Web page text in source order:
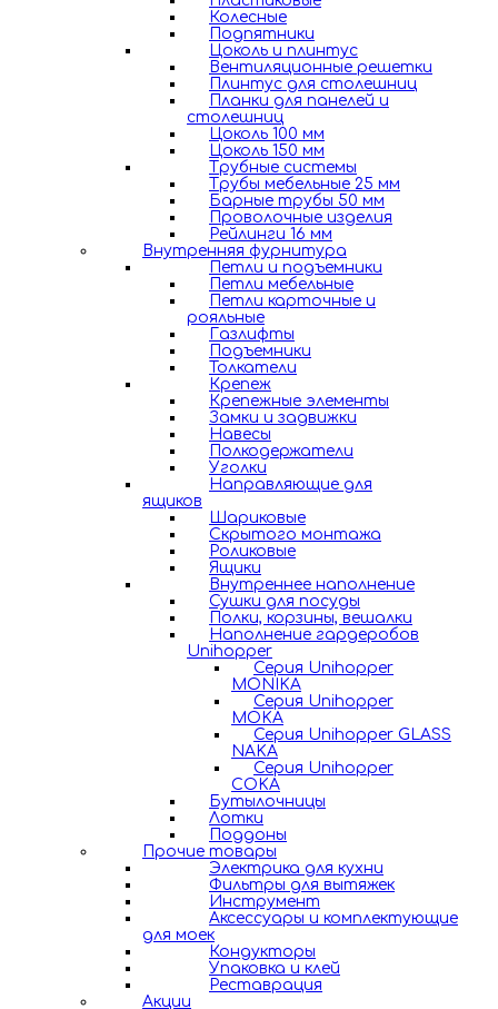
Колесные
Подпятники
Цоколь и плинтус
Вентиляционные решетки
Плинтус для столешниц
Планки для панелей и
столешниц
Цоколь 100 мм
Цоколь 150 мм
Трубные системы
Трубы мебельные 25 мм
Барные трубы 50 мм
Проволочные изделия
Рейлинги 16 мм
Внутренняя фурнитура
Петли и подъемники
Петли мебельные
Петли карточные и
рояльные
Газлифты
Подъемники
Толкатели
Крепеж
Крепежные элементы
Замки и задвижки
Навесы
Полкодержатели
Уголки
Направляющие для
ящиков
Шариковые
Скрытого монтажа
Роликовые
Ящики
Внутреннее наполнение
Сушки для посуды
Полки, корзины, вешалки
Наполнение гардеробов
Unihopper
Серия Unihopper
MONIKA
Серия Unihopper
MOKA
Серия Unihopper GLASS
NAKA
Серия Unihopper
COKA
Бутылочницы
Лотки
Поддоны
Прочие товары
Электрика для кухни
Фильтры для вытяжек
Инструмент
Аксессуары и комплектующие
для моек
Кондукторы
Упаковка и клей
Реставрация
Акции